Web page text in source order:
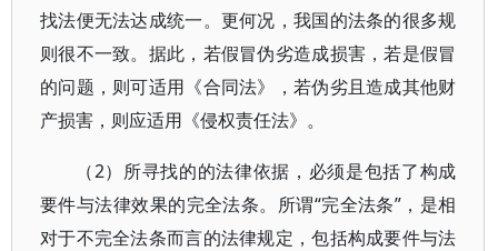
找法便无法达成统一。更何况，我国的法条的很多规
则很不一致。据此，若假冒伪劣造成损害，若是假冒
的问题，则可适用《合同法》，若伪劣且造成其他财
产损害，则应适用《侵权责任法》。
（2）所寻找的的法律依据，必须是包括了构成
要件与法律效果的完全法条。所谓“完全法条”，是相
对于不完全法条而言的法律规定，包括构成要件与法